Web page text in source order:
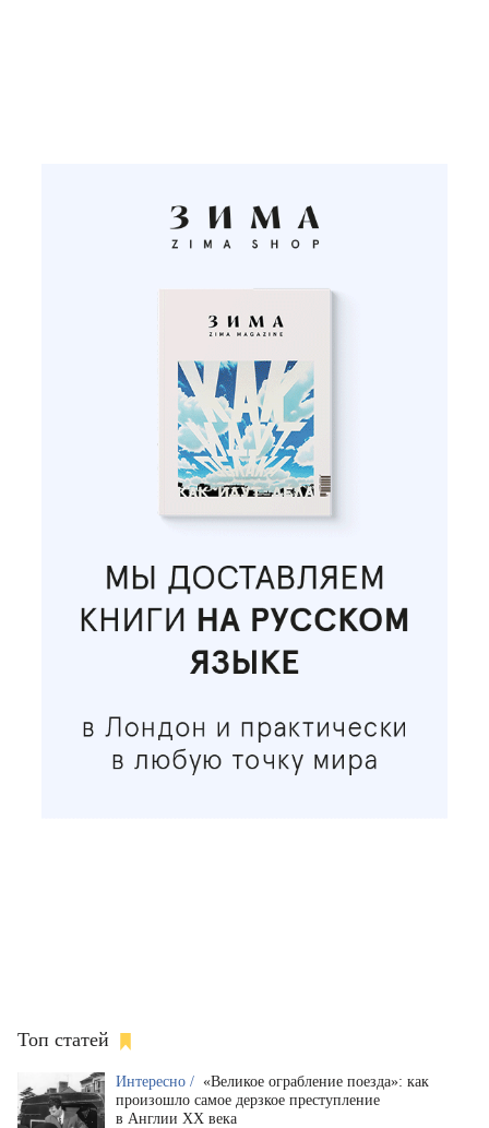
Топ статей
Интересно / «Великое ограбление поезда»: как
произошло самое дерзкое преступление
в Англии XX века